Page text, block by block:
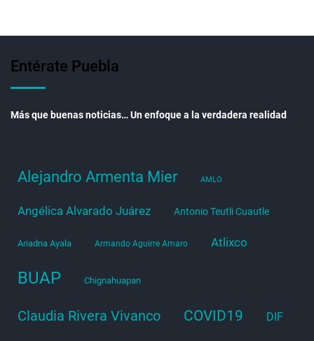
Entérate Puebla
Más que buenas noticias… Un enfoque a la verdadera realidad
Alejandro Armenta Mier AMLO
Angélica Alvarado Juárez Antonio Teutli Cuautle
Ariadna Ayala Armando Aguirre Amaro Atlixco
BUAP Chignahuapan
Claudia Rivera Vivanco COVID19 DIF